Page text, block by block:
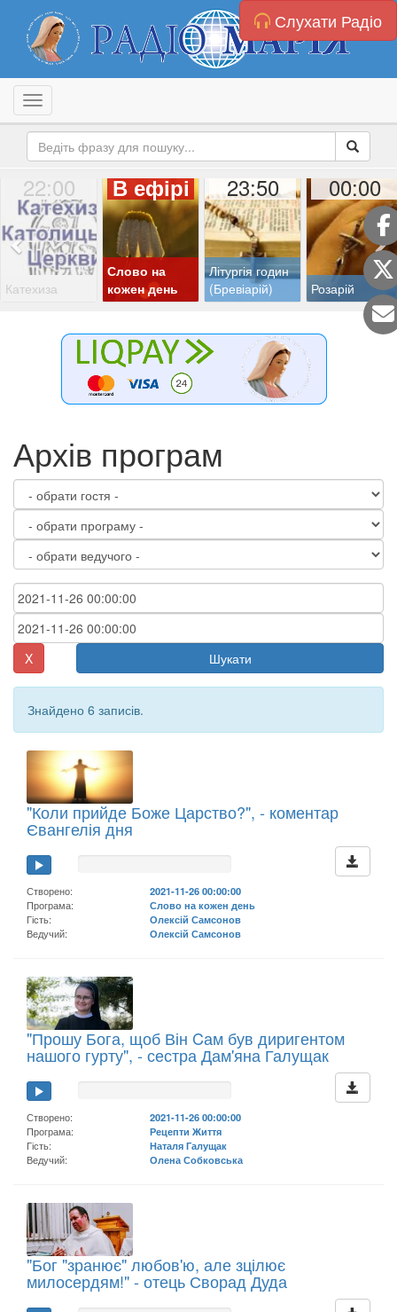
Слухати Радіо
Toggle navigation
22:00
Катехиза
В ефірі
Слово на
кожен день
23:50
Літургія годин
(Бревіарій)
00:00
Розарій
Архів програм
X Шукати
Знайдено 6 записів.
"Коли прийде Боже Царство?", - коментар
Євангелія дня
Створено:
2021-11-26 00:00:00
Програма:
Слово на кожен день
Гість:
Олексій Самсонов
Ведучий:
Олексій Самсонов
"Прошу Бога, щоб Він Cам був диригентом
нашого гурту", - сестра Дам'яна Галущак
Створено:
2021-11-26 00:00:00
Програма:
Рецепти Життя
Гість:
Наталя Галущак
Ведучий:
Олена Собковська
"Бог "зранює" любов'ю, але зцілює
милосердям!" - отець Сворад Дуда